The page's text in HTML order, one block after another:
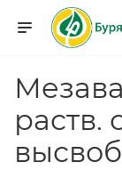
раств.